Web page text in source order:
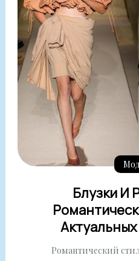
Блузки И
Романтический